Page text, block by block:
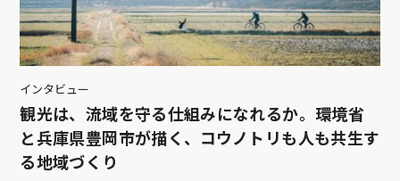
インタビュー
観光は、流域を守る仕組みになれるか。環境省
と兵庫県豊岡市が描く、コウノトリも人も共生す
る地域づくり